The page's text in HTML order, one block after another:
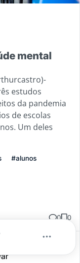
mental
estudos
da pandemia
de escolas
Um deles
#alunos
0 0